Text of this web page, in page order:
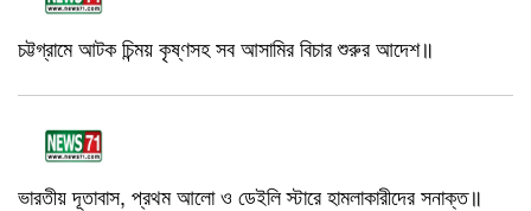
চট্টগ্রামে আটক চিন্ময় কৃষ্ণসহ সব আসামির বিচার শুরুর আদেশ॥
ভারতীয় দূতাবাস, প্রথম আলো ও ডেইলি স্টারে হামলাকারীদের সনাক্ত॥